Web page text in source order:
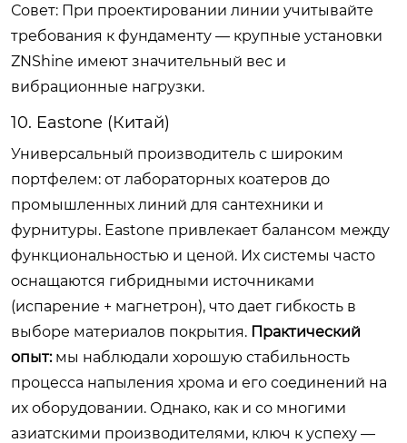
Совет: При проектировании линии учитывайте
требования к фундаменту — крупные установки
ZNShine имеют значительный вес и
вибрационные нагрузки.
10. Eastone (Китай)
Универсальный производитель с широким
портфелем: от лабораторных коатеров до
промышленных линий для сантехники и
фурнитуры. Eastone привлекает балансом между
функциональностью и ценой. Их системы часто
оснащаются гибридными источниками
(испарение + магнетрон), что дает гибкость в
выборе материалов покрытия. Практический
опыт:мы наблюдали хорошую стабильность
процесса напыления хрома и его соединений на
их оборудовании. Однако, как и со многими
азиатскими производителями, ключ к успеху —